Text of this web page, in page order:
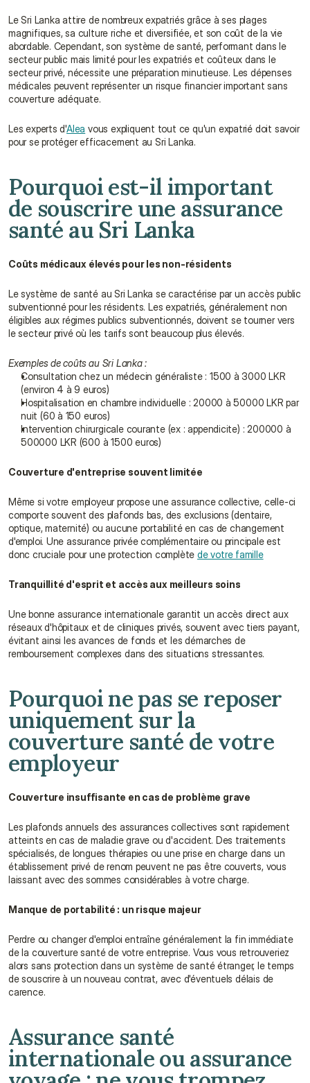
Le Sri Lanka attire de nombreux expatriés grâce à ses plages
magnifiques, sa culture riche et diversifiée, et son coût de la vie
abordable. Cependant, son système de santé, performant dans le
secteur public mais limité pour les expatriés et coûteux dans le
secteur privé, nécessite une préparation minutieuse. Les dépenses
médicales peuvent représenter un risque financier important sans
couverture adéquate.
Les experts d'Alea vous expliquent tout ce qu'un expatrié doit savoir
pour se protéger efficacement au Sri Lanka.
Pourquoi est-il important
de souscrire une assurance
santé au Sri Lanka
Coûts médicaux élevés pour les non-résidents
Le système de santé au Sri Lanka se caractérise par un accès public
subventionné pour les résidents. Les expatriés, généralement non
éligibles aux régimes publics subventionnés, doivent se tourner vers
le secteur privé où les tarifs sont beaucoup plus élevés.
Exemples de coûts au Sri Lanka :
Consultation chez un médecin généraliste : 1500 à 3000 LKR
(environ 4 à 9 euros)
Hospitalisation en chambre individuelle : 20000 à 50000 LKR par
nuit (60 à 150 euros)
Intervention chirurgicale courante (ex : appendicite) : 200000 à
500000 LKR (600 à 1500 euros)
Couverture d'entreprise souvent limitée
Même si votre employeur propose une assurance collective, celle-ci
comporte souvent des plafonds bas, des exclusions (dentaire,
optique, maternité) ou aucune portabilité en cas de changement
d'emploi. Une assurance privée complémentaire ou principale est
donc cruciale pour une protection complète de votre famille
Tranquillité d'esprit et accès aux meilleurs soins
Une bonne assurance internationale garantit un accès direct aux
réseaux d'hôpitaux et de cliniques privés, souvent avec tiers payant,
évitant ainsi les avances de fonds et les démarches de
remboursement complexes dans des situations stressantes.
Pourquoi ne pas se reposer
uniquement sur la
couverture santé de votre
employeur
Couverture insuffisante en cas de problème grave
Les plafonds annuels des assurances collectives sont rapidement
atteints en cas de maladie grave ou d'accident. Des traitements
spécialisés, de longues thérapies ou une prise en charge dans un
établissement privé de renom peuvent ne pas être couverts, vous
laissant avec des sommes considérables à votre charge.
Manque de portabilité : un risque majeur
Perdre ou changer d'emploi entraîne généralement la fin immédiate
de la couverture santé de votre entreprise. Vous vous retrouveriez
alors sans protection dans un système de santé étranger, le temps
de souscrire à un nouveau contrat, avec d'éventuels délais de
carence.
Assurance santé
internationale ou assurance